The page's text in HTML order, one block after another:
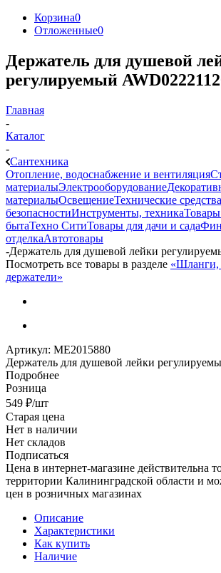
Корзина0
Отложенные0
Держатель для душевой
регулируемый
Главная
-
Каталог
-
Сантехника
Отопление, водоснабжение и вентиляция
материалыЭлектрооборудование
материалыОсвещениеТехнические средства
безопасностиИнструменты, техника
бытаТехно СитиТовары для дачи и сада
отделкаАвтотовары
-Держатель для душевой лейки
Посмотреть все товары в разделе «Шланги,
держатели»
Артикул: МЕ2015880
Держатель для душевой лейки
Подробнее
Розница
549 ₽/шт
Старая цена
Нет в наличии
Нет складов
Подписаться
Цена в интернет-магазине действительна
территории Калининградской области и
цен в розничных магазинах
Описание
Характеристики
Как купить
Наличие